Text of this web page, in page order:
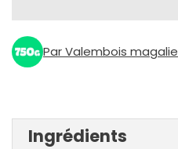
Par Valembois magalie
Ingrédients